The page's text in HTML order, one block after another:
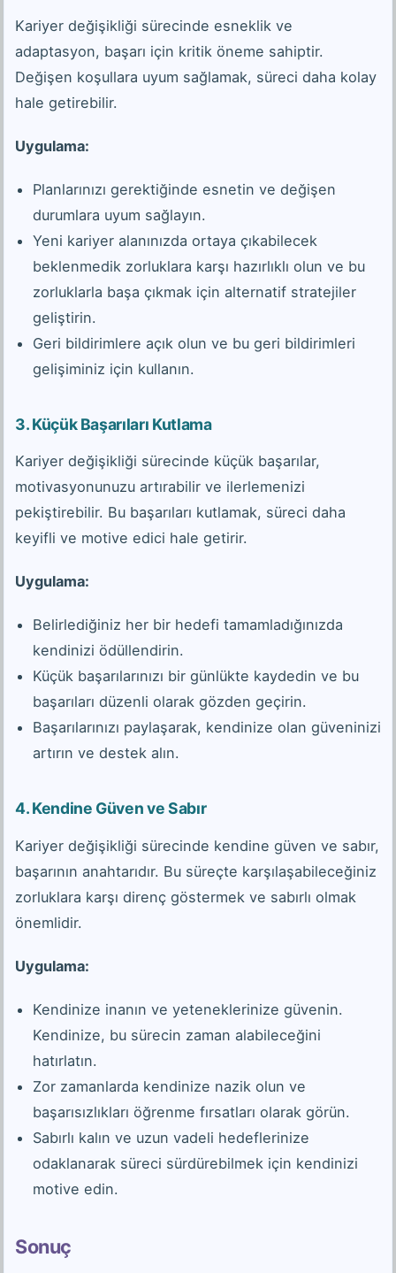
Kariyer değişikliği sürecinde esneklik ve
adaptasyon, başarı için kritik öneme sahiptir.
Değişen koşullara uyum sağlamak, süreci daha kolay
hale getirebilir.
Uygulama:
Planlarınızı gerektiğinde esnetin ve değişen
durumlara uyum sağlayın.
Yeni kariyer alanınızda ortaya çıkabilecek
beklenmedik zorluklara karşı hazırlıklı olun ve bu
zorluklarla başa çıkmak için alternatif stratejiler
geliştirin.
Geri bildirimlere açık olun ve bu geri bildirimleri
gelişiminiz için kullanın.
3.Küçük Başarıları Kutlama
Kariyer değişikliği sürecinde küçük başarılar,
motivasyonunuzu artırabilir ve ilerlemenizi
pekiştirebilir. Bu başarıları kutlamak, süreci daha
keyifli ve motive edici hale getirir.
Uygulama:
Belirlediğiniz her bir hedefi tamamladığınızda
kendinizi ödüllendirin.
Küçük başarılarınızı bir günlükte kaydedin ve bu
başarıları düzenli olarak gözden geçirin.
Başarılarınızı paylaşarak, kendinize olan güveninizi
artırın ve destek alın.
4.Kendine Güven ve Sabır
Kariyer değişikliği sürecinde kendine güven ve sabır,
başarının anahtarıdır. Bu süreçte karşılaşabileceğiniz
zorluklara karşı direnç göstermek ve sabırlı olmak
önemlidir.
Uygulama:
Kendinize inanın ve yeteneklerinize güvenin.
Kendinize, bu sürecin zaman alabileceğini
hatırlatın.
Zor zamanlarda kendinize nazik olun ve
başarısızlıkları öğrenme fırsatları olarak görün.
Sabırlı kalın ve uzun vadeli hedeflerinize
odaklanarak süreci sürdürebilmek için kendinizi
motive edin.
Sonuç